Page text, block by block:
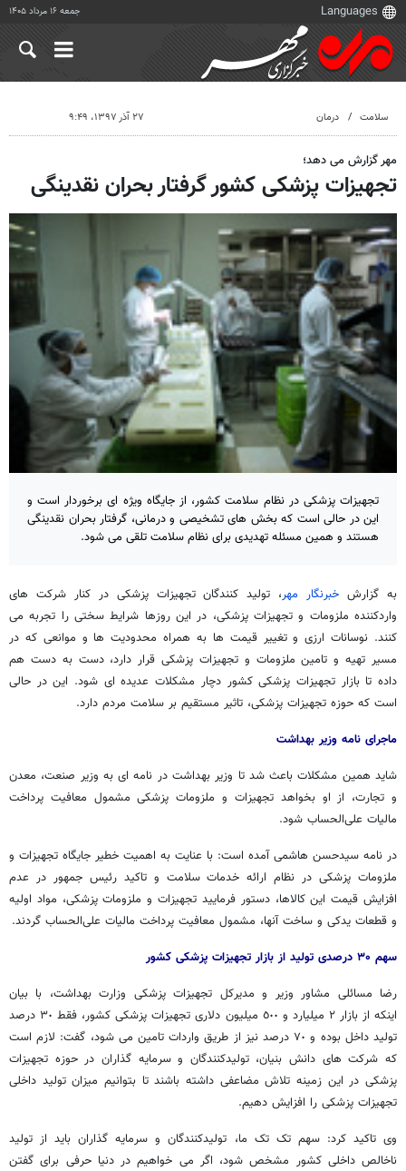
جمعه ۱۶ مرداد ۱۴۰۵
سلامت درمان ۲۷ آذر ۱۳۹۷، ۹:۴۹
مهر گزارش می دهد؛
تجهیزات پزشکی کشور گرفتار بحران نقدینگی
تجهیزات پزشکی در نظام سلامت کشور، از جایگاه ویژه ای برخوردار است و
این در حالی است که بخش های تشخیصی و درمانی، گرفتار بحران نقدینگی
هستند و همین مسئله تهدیدی برای نظام سلامت تلقی می شود.
به گزارش خبرنگار مهر، تولید کنندگان تجهیزات پزشکی در کنار شرکت های
واردکننده ملزومات و تجهیزات پزشکی، در این روزها شرایط سختی را تجربه می
کنند. نوسانات ارزی و تغییر قیمت ها به همراه محدودیت ها و موانعی که در
مسیر تهیه و تامین ملزومات و تجهیزات پزشکی قرار دارد، دست به دست هم
داده تا بازار تجهیزات پزشکی کشور دچار مشکلات عدیده ای شود. این در حالی
است که حوزه تجهیزات پزشکی، تاثیر مستقیم بر سلامت مردم دارد.
ماجرای نامه وزیر بهداشت
شاید همین مشکلات باعث شد تا وزیر بهداشت در نامه ای به وزیر صنعت، معدن
و تجارت، از او بخواهد تجهیزات و ملزومات پزشکی مشمول معافیت پرداخت
مالیات علی‌الحساب شود.
در نامه سیدحسن هاشمی آمده است:‌ با عنایت به اهمیت خطیر جایگاه تجهیزات و
ملزومات پزشکی در نظام ارائه خدمات سلامت و تاکید رئیس جمهور در عدم
افزایش قیمت این کالاها، دستور فرمایید تجهیزات و ملزومات پزشکی، مواد اولیه
و قطعات یدکی و ساخت آنها، مشمول معافیت پرداخت مالیات علی‌الحساب گردند.
سهم ۳۰ درصدی تولید از بازار تجهیزات پزشکی کشور
رضا مسائلی مشاور وزیر و مدیرکل تجهیزات پزشکی وزارت بهداشت، با بیان
اینکه از بازار ٢ میلیارد و ٥٠٠ میلیون دلاری تجهیزات پزشکی کشور، فقط ٣٠ درصد
تولید داخل بوده و ٧٠ درصد نیز از طریق واردات تامین می شود، گفت: لازم است
که شرکت های دانش بنیان، تولیدکنندگان و سرمایه گذاران در حوزه تجهیزات
پزشکی در این زمینه تلاش مضاعفی داشته باشند تا بتوانیم میزان تولید داخلی
تجهیزات پزشکی را افزایش دهیم.
وی تاکید کرد: سهم تک تک ما، تولیدکنندگان و سرمایه گذاران باید از تولید
ناخالص داخلی کشور مشخص شود، اگر می خواهیم در دنیا حرفی برای گفتن